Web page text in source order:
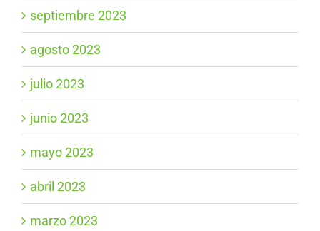
septiembre 2023
agosto 2023
julio 2023
junio 2023
mayo 2023
abril 2023
marzo 2023